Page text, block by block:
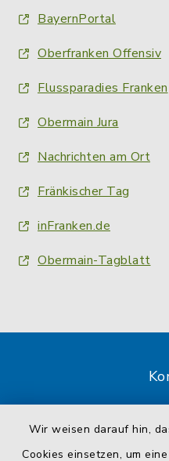
Wir weisen darauf hin,
Cookies einsetzen, um
BayernPortal
Oberfranken Offensiv
Flussparadies Franken
Obermain Jura
Nachrichten am Ort
Fränkischer Tag
inFranken.de
Obermain-Tagblatt